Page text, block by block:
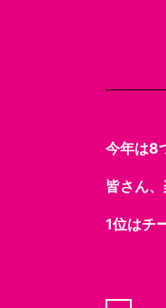
今年は8
皆さん
1位はチ